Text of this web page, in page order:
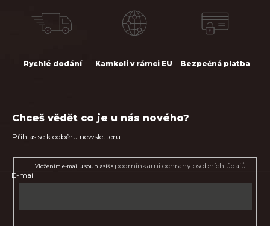
Rychlé dodání Kamkoli v rámci EU Bezpečná platba
Chceš vědět co je u nás nového?
Přihlas se k odběru newsletteru.
E-mail
Vložením e-mailu souhlasíš s podmínkami ochrany osobních údajů.